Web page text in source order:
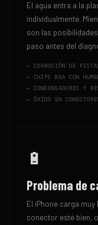
El agua entra a la
individualmente.
son las
paso antes del
→ CORROSIÓN DE
→ CHIPS BGA CON
→ CONDENSADORES Y
→ ÓXIDO EN
🔋
Problema de
El iPhone carga
conector esté bien,